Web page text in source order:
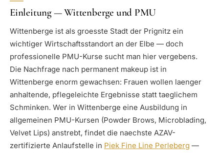
Einleitung — Wittenberge und PMU
Wittenberge ist als groesste Stadt der Prignitz ein
wichtiger Wirtschaftsstandort an der Elbe — doch
professionelle PMU-Kurse sucht man hier vergebens.
Die Nachfrage nach permanent makeup ist in
Wittenberge enorm gewachsen: Frauen wollen laenger
anhaltende, pflegeleichte Ergebnisse statt taeglichem
Schminken. Wer in Wittenberge eine Ausbildung in
allgemeinen PMU-Kursen (Powder Brows, Microblading,
Velvet Lips) anstrebt, findet die naechste AZAV-
zertifizierte Anlaufstelle in Piek Fine Line Perleberg —